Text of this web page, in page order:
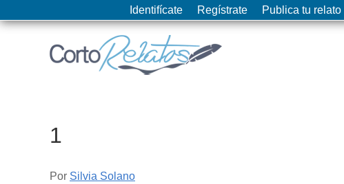
Identifícate Regístrate Publica tu relato
1
Por Silvia Solano